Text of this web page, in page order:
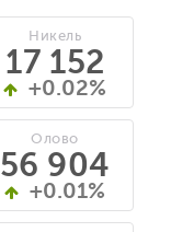
Никель
17 152
+0.02%
Олово
56 904
+0.01%